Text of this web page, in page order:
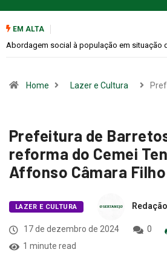
EM ALTA
Cemitérios terão horário especial e
Home Lazer e Cultura
Prefeitura de
reforma do Cemei
Affonso Câmara Filho
LAZER E CULTURA Redação
17 de dezembro de 2024 0
1 minute read